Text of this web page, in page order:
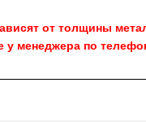
от толщины
у менеджера по